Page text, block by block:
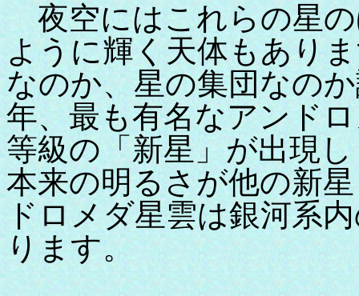
夜空にはこれらの星の
ように輝く天体もあり
なのか、星の集団なの
年、最も有名なアンド
等級の「新星」が出現
本来の明るさが他の新
ドロメダ星雲は銀河系
ります。